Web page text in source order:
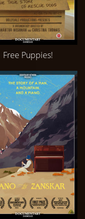
Free Puppies!